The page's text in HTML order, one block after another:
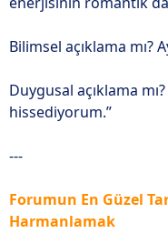
Bilimsel açıklama mı?
Duygusal açıklama
hissediyorum.”
---
Forumun En Güzel
Harmanlamak